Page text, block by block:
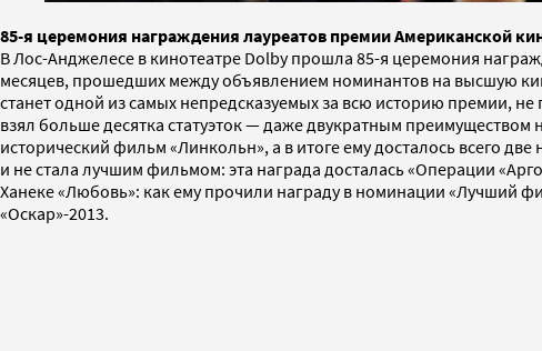
85-я церемония награждения лауреатов премии Американской
В Лос-Анджелесе в кинотеатре Dolby прошла 85-я церемония
месяцев, прошедших между объявлением номинантов на высшую
станет одной из самых непредсказуемых за всю историю премии,
взял больше десятка статуэток — даже двукратным
исторический фильм «Линкольн», а в итоге ему досталось всего
и не стала лучшим фильмом: эта награда досталась «Операции
Ханеке «Любовь»: как ему прочили награду в номинации «Лучший
«Оскар»-2013.